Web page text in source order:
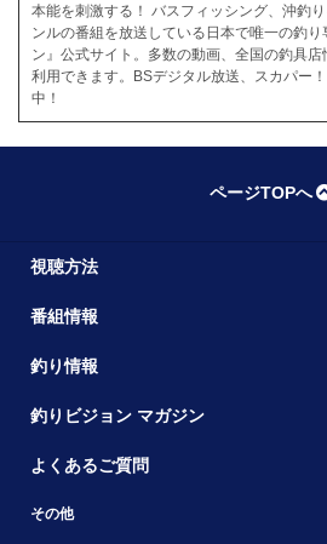
本能を刺激する！ バスフィッシング、沖釣
ンルの番組を放送している日本で唯一の釣
ン』公式サイト。多数の動画、全国の釣具
利用できます。BSデジタル放送、スカパー
中！
ページTOPへ
視聴方法
番組情報
釣り情報
釣りビジョン マガジン
よくあるご質問
その他